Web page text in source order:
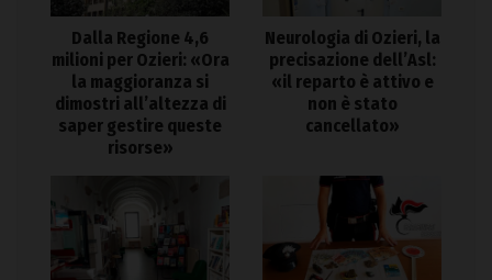
Dalla Regione 4,6
milioni per Ozieri: «Ora
la maggioranza si
dimostri all’altezza di
saper gestire queste
risorse»
Neurologia di Ozieri, la
precisazione dell’Asl:
«il reparto è attivo e
non è stato
cancellato»